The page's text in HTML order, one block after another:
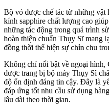
Bộ vỏ được chế tác từ những vật
kính sapphire chất lượng cao
những tác động trong quá trình
hoàn thiện chuẩn Thụy Sĩ mang
đồng thời thể hiện sự chỉn chu
Không chỉ nổi bật về ngoại
được trang bị bộ máy Thụy Sĩ
độ ổn định đáng tin cậy. Đây là
đáp ứng tốt nhu cầu sử dụng
lâu dài theo thời gian.